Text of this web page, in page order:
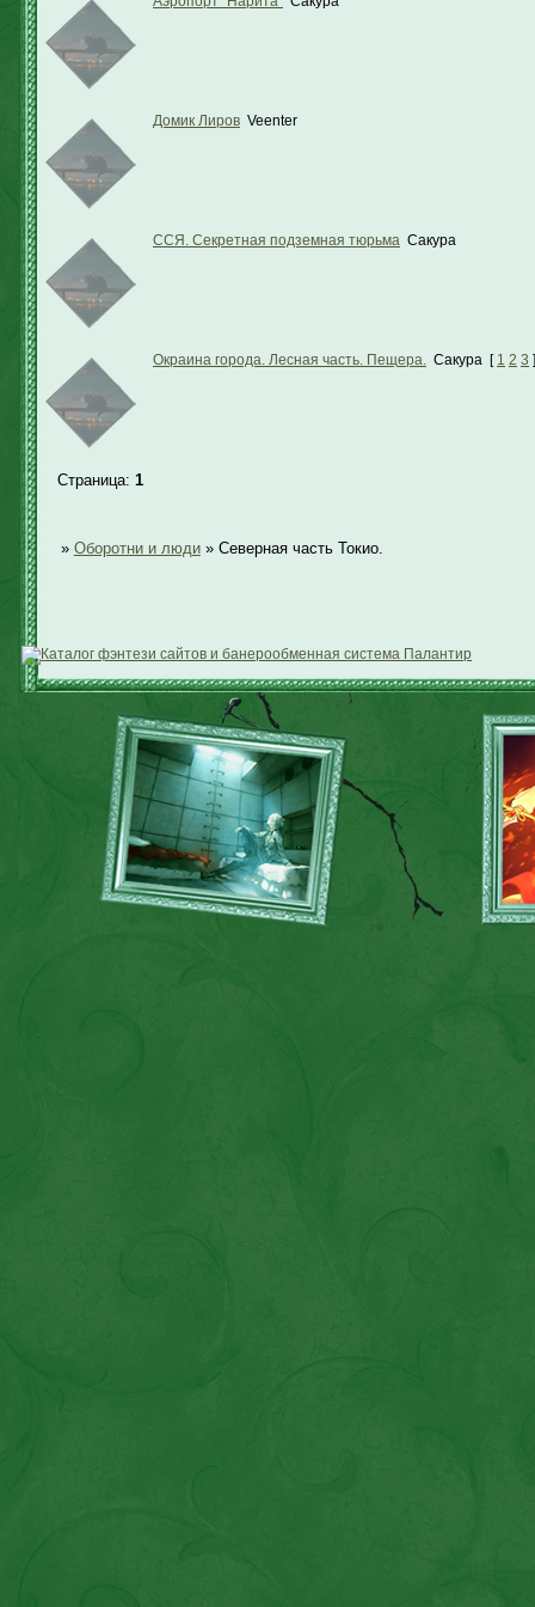
Домик Лиров Veenter
ССЯ. Секретная подземная тюрьма Сакура
Окраина города. Лесная часть. Пещера. Сакура [ 1 2 3 ]
Страница: 1
» Оборотни и люди » Северная часть Токио.